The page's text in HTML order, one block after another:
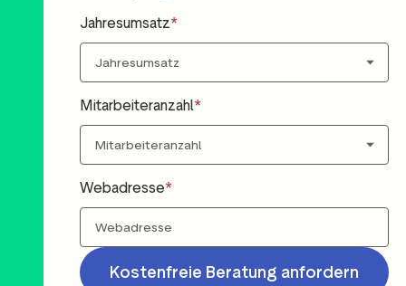
Jahresumsatz
Mitarbeiteranzahl
Webadresse
Kostenfreie Beratung anfordern